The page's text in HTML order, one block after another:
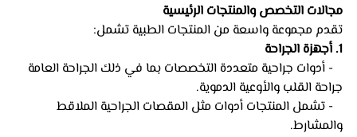
مجالات التخصص والمنتجات الرئيسية
تقدم مجموعة واسعة من المنتجات الطبية تشمل:
1. أجهزة الجراحة
   - أدوات جراحية متعددة التخصصات بما في ذلك الجراحة العامة
جراحة القلب والأوعية الدموية.
   - تشمل المنتجات أدوات مثل المقصات الجراحية الملاقط
والمشارط.